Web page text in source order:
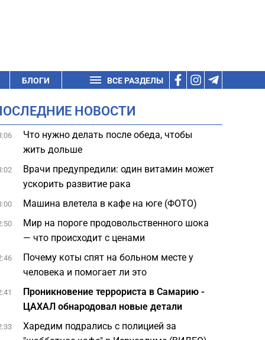
БЛОГИ ВСЕ РАЗДЕЛЫ
НОВОСТИ
Что нужно делать после обеда, чтобы
жить дольше
Врачи предупредили: один витамин может
ускорить развитие рака
Машина влетела в кафе на юге (ФОТО)
Мир на пороге продовольственного шока
— что происходит с ценами
Почему коты спят на больном месте у
человека и помогает ли это
Проникновение террориста в Самарию -
ЦАХАЛ обнародовал новые детали
Харедим подрались с полицией за